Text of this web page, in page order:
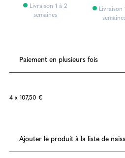
Livraison 1 à 2
semaines
Livraison
Paiement en plusieurs fois
4 x 107,50 €
Ajouter le produit à la liste de